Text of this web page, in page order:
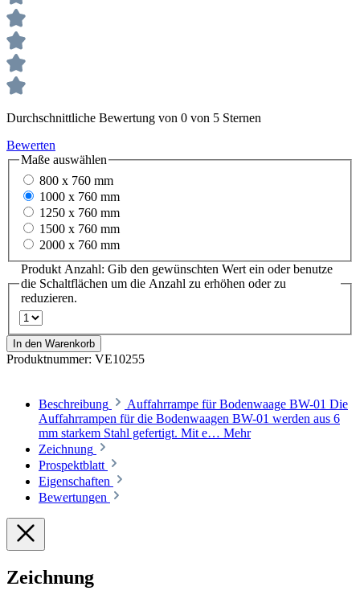
Durchschnittliche Bewertung von 0 von 5 Sternen
Bewerten
Maße auswählen
800 x 760 mm
1000 x 760 mm
1250 x 760 mm
1500 x 760 mm
2000 x 760 mm
Produkt Anzahl: Gib den gewünschten Wert ein oder benutze
die Schaltflächen um die Anzahl zu erhöhen oder zu
reduzieren.
In den Warenkorb
Produktnummer: VE10255
Beschreibung
Auffahrrampe für Bodenwaage BW-01 Die
Auffahrrampen für die Bodenwaagen BW-01 werden aus 6
mm starkem Stahl gefertigt. Mit e… Mehr
Zeichnung
Prospektblatt
Eigenschaften
Bewertungen
Zeichnung